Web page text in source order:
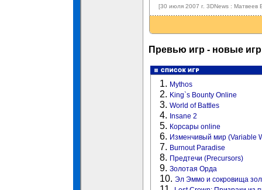
[30 июля 2007 г. 3DNews : Матвеев
Превью игр - новые
1. Mythos
2. King`s Bounty Online
3. World of Battles
4. Insane 2
5. Корсары online
6. Изменчивый мир (Variable
7. Burnout Paradise
8. Предтечи (Precursors)
9. Золотая Орда
10. Эл Эммо и сокровища